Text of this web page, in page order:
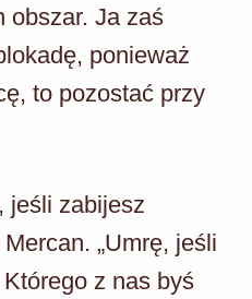
obszar. Ja zaś
ponieważ
to pozostać przy
jeśli zabijesz
„Umrę, jeśli
z nas byś